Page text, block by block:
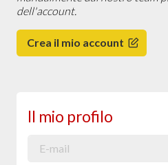
dell'account.
Crea il mio account
Il mio profilo